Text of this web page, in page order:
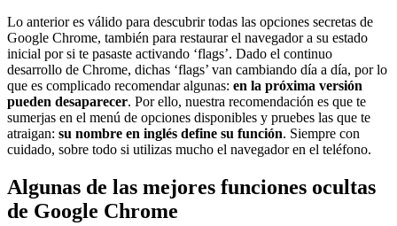
Lo anterior es válido para descubrir todas las opciones secretas de
Google Chrome, también para restaurar el navegador a su estado
inicial por si te pasaste activando ‘flags’. Dado el continuo
desarrollo de Chrome, dichas ‘flags’ van cambiando día a día, por lo
que es complicado recomendar algunas: en la próxima versión
pueden desaparecer. Por ello, nuestra recomendación es que te
sumerjas en el menú de opciones disponibles y pruebes las que te
atraigan: su nombre en inglés define su función. Siempre con
cuidado, sobre todo si utilizas mucho el navegador en el teléfono.
Algunas de las mejores funciones ocultas
de Google Chrome